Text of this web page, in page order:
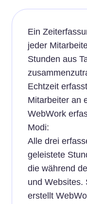
Ein
jeder
Stunden aus
Echtzeit
Mitarbeiter an
WebWork
Modi:
Alle drei
geleistete
die während
und Websites.
erstellt